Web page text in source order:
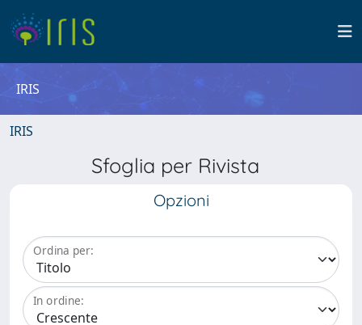
IRIS
IRIS
Sfoglia per Rivista
Opzioni
Ordina per:
In ordine: